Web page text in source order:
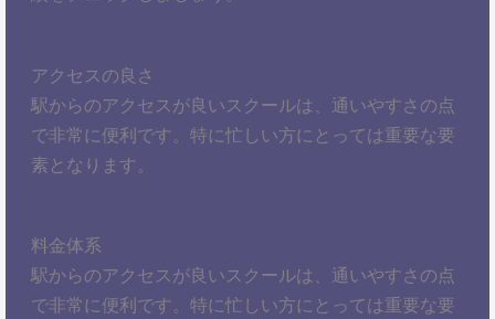
アクセスの良さ
駅からのアクセスが良いスクールは、通いやすさの点
で非常に便利です。特に忙しい方にとっては重要な要
素となります。
料金体系
駅からのアクセスが良いスクールは、通いやすさの点
で非常に便利です。特に忙しい方にとっては重要な要